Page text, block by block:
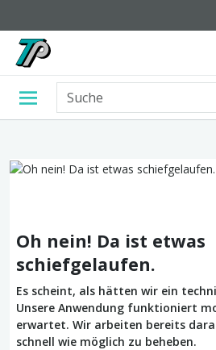
Oh nein! Da ist etwas
schiefgelaufen.
Es scheint, als hätten wir ein
Unsere Anwendung funktioniert
erwartet. Wir arbeiten bereits
schnell wie möglich zu beheben.